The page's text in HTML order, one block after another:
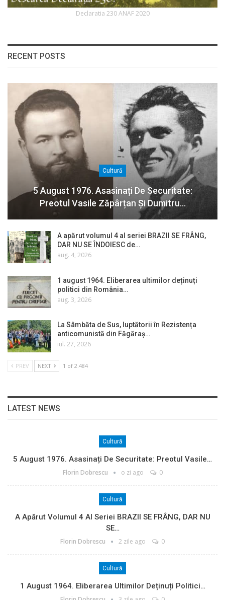
Declaratia 230 ANAF 2020
RECENT POSTS
Cultură
5 August 1976. Asasinați De Securitate:
Preotul Vasile Zăpârțan Și Dumitru…
A apărut volumul 4 al seriei BRAZII SE FRÂNG,
DAR NU SE ÎNDOIESC de…
aug. 4, 2026
1 august 1964. Eliberarea ultimilor deținuți
politici din România…
aug. 3, 2026
La Sâmbăta de Sus, luptătorii în Rezistența
anticomunistă din Făgăraș…
iul. 27, 2026
PREV NEXT 1 of 2.484
LATEST NEWS
Cultură
5 August 1976. Asasinați De Securitate: Preotul Vasile…
Florin Dobrescu o zi ago 0
Cultură
A Apărut Volumul 4 Al Seriei BRAZII SE FRÂNG, DAR NU
SE…
Florin Dobrescu 2 zile ago 0
Cultură
1 August 1964. Eliberarea Ultimilor Deținuți Politici…